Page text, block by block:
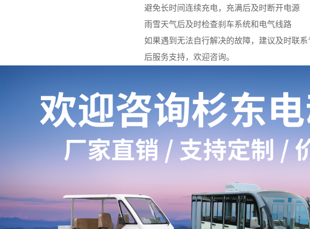
避免长时间连续充电，充满后及时断开电源
雨雪天气后及时检查刹车系统和电气线路
如果遇到无法自行解决的故障，建议及时联
后服务支持，欢迎咨询。